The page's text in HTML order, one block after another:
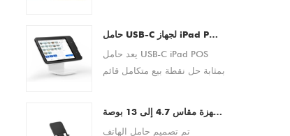
للرموز الشريطية وأجهزة
المساعد الرقمي الشخصي
والأجهزة اللوحية والهواتف الذكية
المحمولة. يتميز بوصلة دبوس
بوجو مغناطيسية موثوقة، فهو
حامل USB-C لجهاز iPad POS | منصة نقاط البيع للكمبيوتر اللوحي مع حل الدفع المتكامل (الشركة المصنعة OEM/ODM)
يعد حامل USB-C iPad POS
بمثابة حل نقطة بيع متكامل قائم
الحديثة. فهو يتيح الإعداد السريع
حامل للهاتف والكمبيوتر اللوحي قابل للطي بزاوية 360 درجة للمكتب - حامل سطح مكتب قابل للتعديل ومضاد للانزلاق للأجهزة مقاس 4.7 إلى 13 بوصة
تم تصميم حامل الهاتف